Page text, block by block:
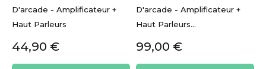
D'arcade - Amplificateur +
Haut Parleurs
Prix
44,90 €
D'arcade - Amplificateur +
Haut Parleurs...
Prix
99,00 €